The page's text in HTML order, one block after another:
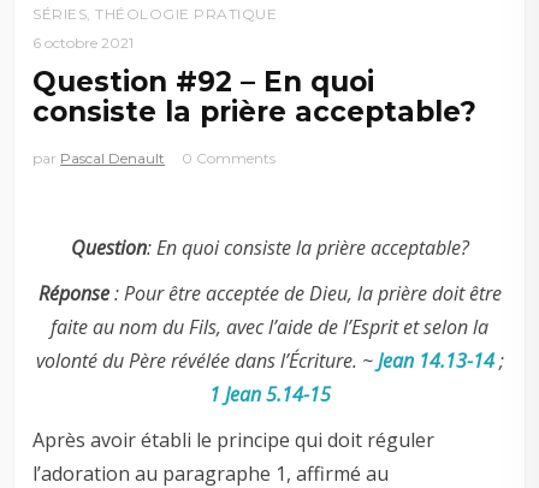
SÉRIES ,THÉOLOGIE PRATIQUE
6 octobre 2021
Question #92 – En quoi
consiste la prière acceptable?
par Pascal Denault 0 Comments
Question: En quoi consiste la prière acceptable?
Réponse: Pour être acceptée de Dieu, la prière doit être
faite au nom du Fils, avec l’aide de l’Esprit et selon la
volonté du Père révélée dans l’Écriture. ~Jean 14.13-14;
1 Jean 5.14-15
Après avoir établi le principe qui doit réguler
l’adoration au paragraphe 1, affirmé au